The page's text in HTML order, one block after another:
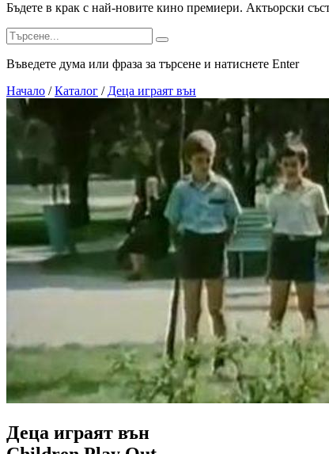
Бъдете в крак с най-новите кино премиери. Актьорски
Въведете дума или фраза за търсене и натиснете Enter
Начало / Каталог / Деца играят вън
Деца играят вън